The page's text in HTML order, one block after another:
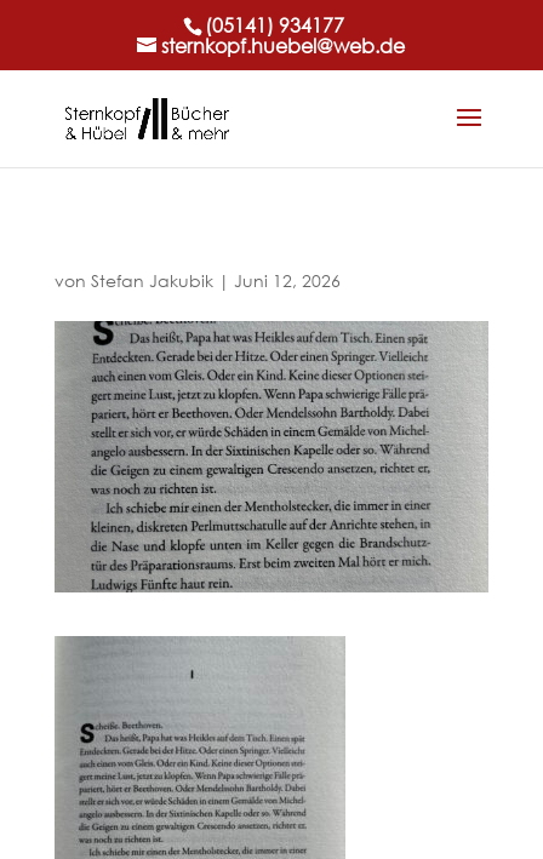
(05141) 934177
sternkopf.huebel@web.de
von Stefan Jakubik| Juni 12, 2026